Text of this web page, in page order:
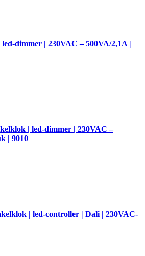
dimmer | 230VAC – 500VA/2,1A |
| led-dimmer | 230VAC –
| 9010
| led-controller | Dali | 230VAC-